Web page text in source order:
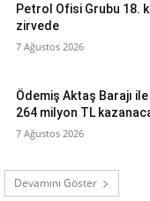
Petrol Ofisi Grubu 18.
zirvede
7 Ağustos 2026
Ödemiş Aktaş Barajı
264 milyon TL
7 Ağustos 2026
Devamını Göster